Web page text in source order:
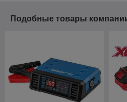
Подобные товары